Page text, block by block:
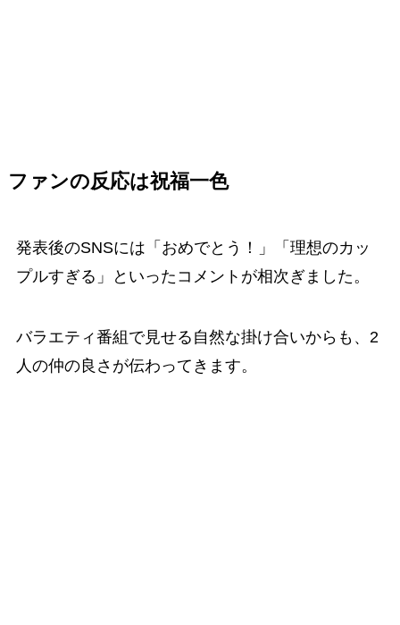
ファンの反応は祝福一色
発表後のSNSには「おめでとう！」「理想のカッ
プルすぎる」といったコメントが相次ぎました。
バラエティ番組で見せる自然な掛け合いからも、2
人の仲の良さが伝わってきます。